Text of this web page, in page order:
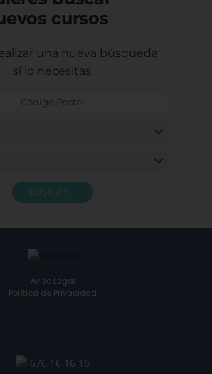
cursos
una nueva búsqueda
si lo necesitas.
BUSCAR
Aviso Legal
Política de Privacidad
676 16 16 16